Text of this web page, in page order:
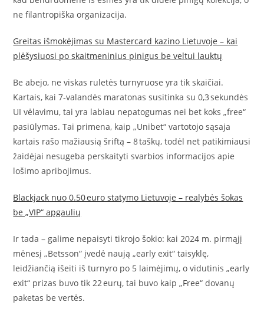
ne filantropiška organizacija.
Greitas išmokėjimas su Mastercard kazino Lietuvoje – kai
plėšysiuosi po skaitmeninius pinigus be veltui lauktų
Be abejo, ne viskas ruletės turnyruose yra tik skaičiai.
Kartais, kai 7‑valandės maratonas susitinka su 0,3 sekundės
UI vėlavimu, tai yra labiau nepatogumas nei bet koks „free“
pasiūlymas. Tai primena, kaip „Unibet“ vartotojo sąsaja
kartais rašo mažiausią šriftą – 8 taškų, todėl net patikimiausi
žaidėjai nesugeba perskaityti svarbios informacijos apie
lošimo apribojimus.
Blackjack nuo 0.50 euro statymo Lietuvoje – realybės šokas
be „VIP“ apgaulių
Ir tada – galime nepaisyti tikrojo šokio: kai 2024 m. pirmąjį
mėnesį „Betsson“ įvedė naują „early exit“ taisyklę,
leidžiančią išeiti iš turnyro po 5 laimėjimų, o vidutinis „early
exit“ prizas buvo tik 22 eurų, tai buvo kaip „Free“ dovanų
paketas be vertės.